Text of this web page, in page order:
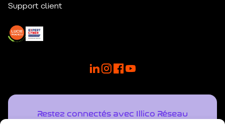
Support client
Restez connectés avec Illico Réseau